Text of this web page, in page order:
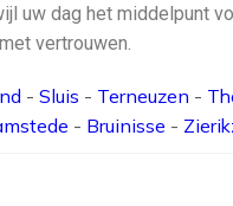
uw dag het middelpunt
vertrouwen.
-Sluis - Terneuzen -
- Bruinisse -